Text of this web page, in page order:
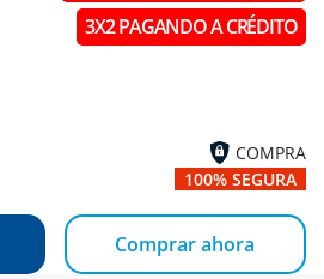
3X2 PAGANDO A CRÉDITO
COMPRA
100% SEGURA
Comprar ahora